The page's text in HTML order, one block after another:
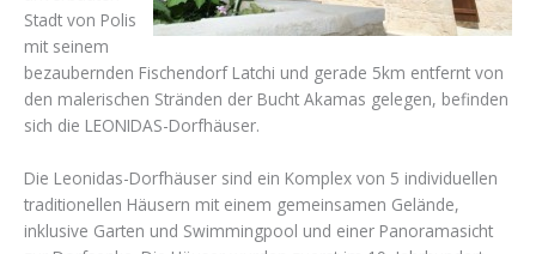
Stadt von Polis
mit seinem
bezaubernden Fischendorf Latchi und gerade 5km entfernt von
den malerischen Stränden der Bucht Akamas gelegen, befinden
sich die LEONIDAS-Dorfhäuser.
Die Leonidas-Dorfhäuser sind ein Komplex von 5 individuellen
traditionellen Häusern mit einem gemeinsamen Gelände,
inklusive Garten und Swimmingpool und einer Panoramasicht